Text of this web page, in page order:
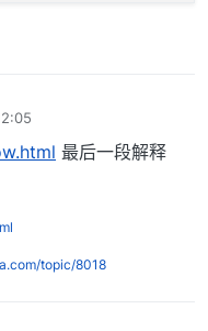
最后一段解释
topic/8018